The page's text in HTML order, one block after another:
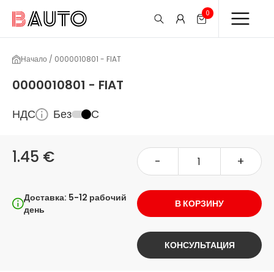
0
Начало / 0000010801 - FIAT
0000010801 - FIAT
НДС Без С
1.45 € - +
Доставка: 5-12 рабочий
день
В КОРЗИНУ
КОНСУЛЬТАЦИЯ